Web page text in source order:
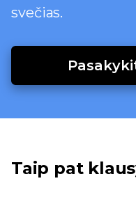
svečias.
Taip pat